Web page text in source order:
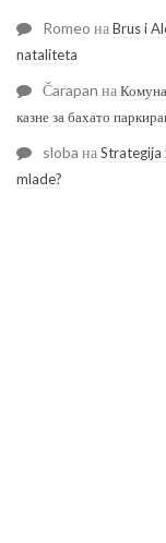
Romeo наBrus i
nataliteta
Čarapan на
казне за бахато
sloba наStrategija
mlade?